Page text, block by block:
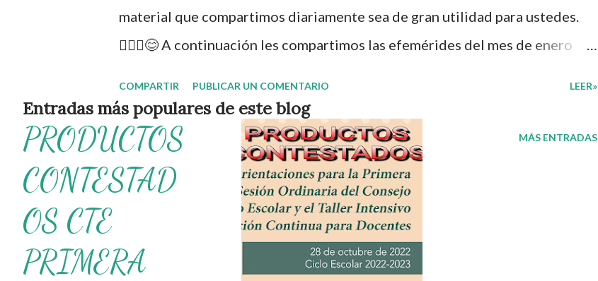
material que compartimos diariamente sea de gran utilidad para ustedes.
🙋🏽‍♂️😊 A continuación les compartimos las efemérides del mes de enero
de los sucesos, acontecimientos, fechas, personajes, y conmemoraciones
que abarcan el segundo mes del año. Agradecemos con mucho entusiasmo a
los autores de tan estupendo material 👏 y les recordamos que nosotros
únicamente lo compartimos con fines informativos y educativos.😊 Obtén
documento completo aquí 👇👇👇 Efemérides Febrero
COMPARTIR PUBLICAR UN COMENTARIO LEER»
MÁS ENTRADAS
Entradas más populares de este blog
PRODUCTOS
CONTESTAD
OS CTE
PRIMERA